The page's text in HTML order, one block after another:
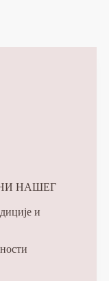
НАШЕГ
и